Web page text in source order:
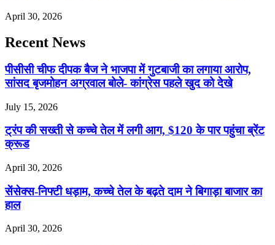
April 30, 2026
Recent News
पीसीसी चीफ दीपक बैज ने भाजपा में गुटबाजी का लगाया आरोप,
सांसद बृजमोहन अग्रवाल बोले- कांग्रेस पहले खुद को देखे
July 15, 2026
ट्रंप की सख्ती से कच्चे तेल में लगी आग, $120 के पार पहुंचा ब्रेंट
क्रूड
April 30, 2026
सेंसेक्स-निफ्टी धड़ाम, कच्चे तेल के बढ़ते दाम ने बिगाड़ा बाजार का
हाल
April 30, 2026